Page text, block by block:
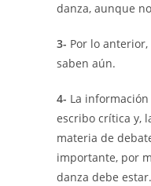
danza, aunque
3- Por lo
saben aún.
4- La
escribo crítica y,
materia de
importante, por
danza debe estar.